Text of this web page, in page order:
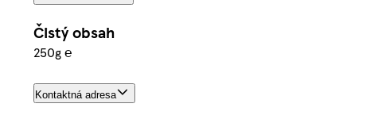
Čistý obsah
250g ℮
Kontaktná adresa